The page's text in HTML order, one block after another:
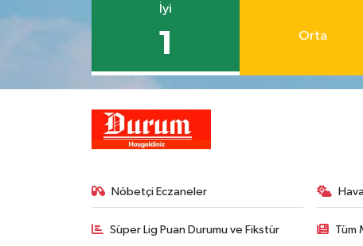
İyi
1 Orta
Nöbetçi Eczaneler
Süper Lig Puan Durumu ve Fikstür Tüm